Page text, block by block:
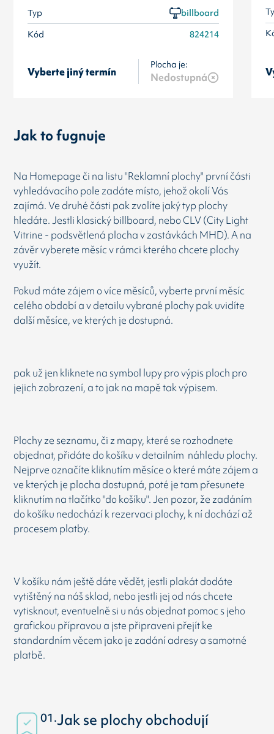
Typ
billboard
Kód
824214
Vyberte jiný termín
Plocha je:
Nedostupná
Jak to fugnuje
Na Homepage či na listu "Reklamní plochy" první části
vyhledávacího pole zadáte místo, jehož okolí Vás
zajímá. Ve druhé části pak zvolíte jaký typ plochy
hledáte. Jestli klasický billboard, nebo CLV (City Light
Vitrine - podsvětlená plocha v zastávkách MHD). A na
závěr vyberete měsíc v rámci kterého chcete plochy
využít.
Pokud máte zájem o více měsíců, vyberte první měsíc
celého období a v detailu vybrané plochy pak uvidíte
další měsíce, ve kterých je dostupná.
pak už jen kliknete na symbol lupy pro výpis ploch pro
jejich zobrazení, a to jak na mapě tak výpisem.
Plochy ze seznamu, či z mapy, které se rozhodnete
objednat, přidáte do košíku v detailním náhledu plochy.
Nejprve označíte kliknutím měsíce o které máte zájem a
ve kterých je plocha dostupná, poté je tam přesunete
kliknutím na tlačítko "do košíku". Jen pozor, že zadáním
do košíku nedochází k rezervaci plochy, k ní dochází až
procesem platby.
V košíku nám ještě dáte vědět, jestli plakát dodáte
vytištěný na náš sklad, nebo jestli jej od nás chcete
vytisknout, eventuelně si u nás objednat pomoc s jeho
grafickou přípravou a jste připraveni přejít ke
standardním věcem jako je zadání adresy a samotné
platbě.
01.Jak se plochy obchodují